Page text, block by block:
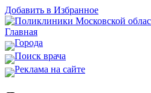
Добавить в Избранное
Главная
Города
Поиск врача
Реклама на сайте